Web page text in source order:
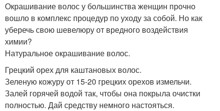
Окрашивание волос у большинства женщин прочно
вошло в комплекс процедур по уходу за собой. Но как
уберечь свою шевелюру от вредного воздействия
химии?
Натуральное окрашивание волос.
Грецкий орех для каштановых волос.
Зеленую кожуру от 15-20 грецких орехов измельчи.
Залей горячей водой так, чтобы она покрыла очистки
полностью. Дай средству немного настояться.